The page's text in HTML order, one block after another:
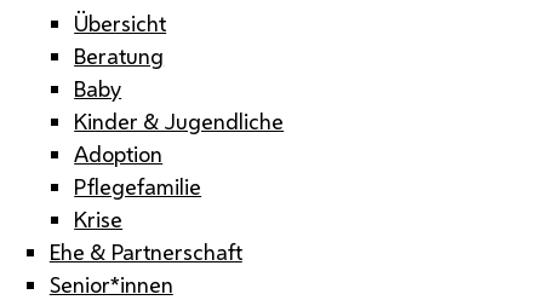
Übersicht
Beratung
Baby
Kinder & Jugendliche
Adoption
Pflegefamilie
Krise
Ehe & Partnerschaft
Senior*innen